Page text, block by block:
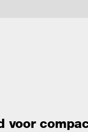
voor